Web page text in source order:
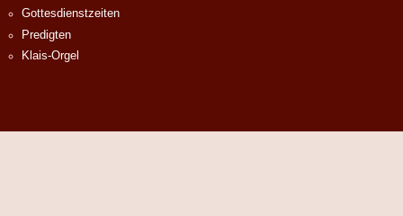
Gottesdienstzeiten
Predigten
Klais-Orgel